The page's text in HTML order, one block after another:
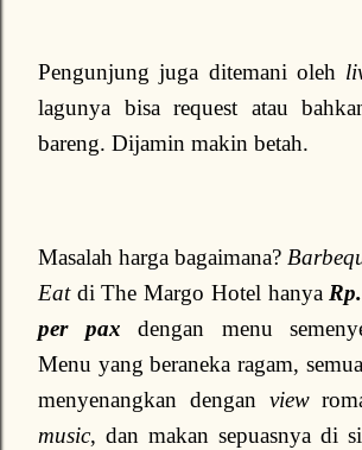
Pengunjung juga ditemani oleh
lagunya bisa request atau
bareng. Dijamin makin betah.
Masalah harga bagaimana?
Eatdi The Margo Hotel hanya
per pax dengan menu
Menu yang beraneka ragam, semua
menyenangkan dengan view
music, dan makan sepuasnya di